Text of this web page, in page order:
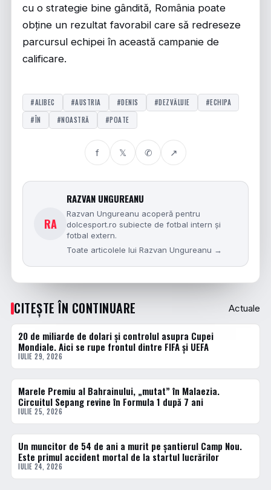
cu o strategie bine gândită, România poate
obține un rezultat favorabil care să redreseze
parcursul echipei în această campanie de
calificare.
#ALIBEC #AUSTRIA #DENIS #DEZVĂLUIE
#ECHIPA
#ÎN
#NOASTRĂ #POATE
f 𝕏 ✆ ↗
RA
RAZVAN UNGUREANU
Razvan Ungureanu acoperă pentru
dolcesport.ro subiecte de fotbal intern și
fotbal extern.
Toate articolele lui Razvan Ungureanu →
CITEȘTE ÎN CONTINUARE Actuale
ACTUALE
20 de miliarde de dolari și controlul asupra Cupei
Mondiale. Aici se rupe frontul dintre FIFA și UEFA
IULIE 29, 2026
ACTUALE
Marele Premiu al Bahrainului, „mutat” în Malaezia.
Circuitul Sepang revine în Formula 1 după 7 ani
IULIE 25, 2026
ACTUALE
Un muncitor de 54 de ani a murit pe șantierul Camp Nou.
Este primul accident mortal de la startul lucrărilor
IULIE 24, 2026